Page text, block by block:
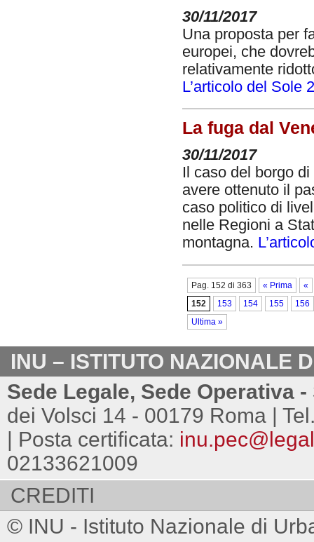
30/11/2017
Una proposta per
europei, che
relativamente
L’articolo del Sole
La fuga dal
30/11/2017
Il caso del borgo
avere ottenuto il
caso politico di
nelle Regioni a
montagna.
Pag. 152 di 363 « Prima
«
152
153 154 155
156
Ultima »
INU – ISTITUTO NAZIONALE
Sede Legale, Sede Operativa
dei Volsci 14 - 00179 Roma |
| Posta certificata:
02133621009
CREDITI
© INU - Istituto Nazionale di